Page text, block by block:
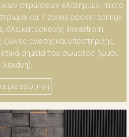
στρώσεων ελατηρίων: micro
και 7 zones pocket springs
όλα κατασκευής lineastrom,
ζώνες άνεσηςκαι υποστήριξης,
σημεία του σώματος (ώμοι,
λεκάνη).
μία ερώτηση